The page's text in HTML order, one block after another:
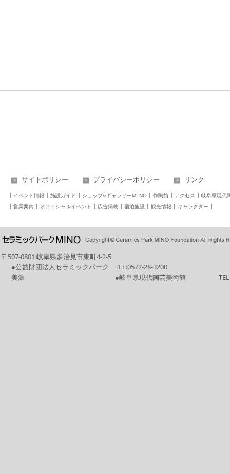
サイトポリシー プライバシーポリシー リンク
イベント情報 施設ガイド ショップ&ギャラリーMI-NO 作陶館 アクセス
岐阜県現代
営業案内
オフィシャルイベント 広告掲載 宿泊施設 観光情報 キャラクター
〒507-0801 岐阜県多治見市東町4-2-5
●公益財団法人セラミックパーク
美濃
TEL:0572-28-3200
●岐阜県現代陶芸美術館